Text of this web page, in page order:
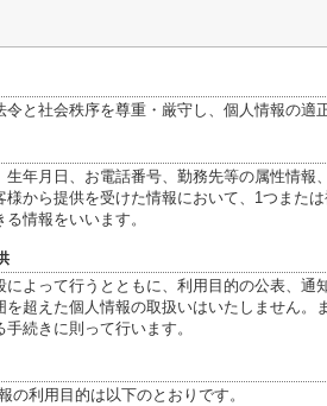
と社会秩序を尊重・厳守し、個人情報の適
年月日、お電話番号、勤務先等の属性情報
から提供を受けた情報において、1つまた
情報をいいます。
よって行うとともに、利用目的の公表、通
を超えた個人情報の取扱いはいたしません。
続きに則って行います。
の利用目的は以下のとおりです。